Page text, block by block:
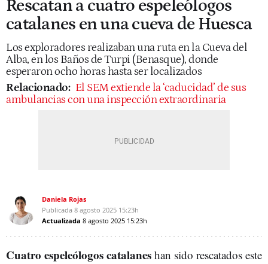
Rescatan a cuatro espeleólogos
catalanes en una cueva de Huesca
Los exploradores realizaban una ruta en la Cueva del
Alba, en los Baños de Turpi (Benasque), donde
esperaron ocho horas hasta ser localizados
Relacionado: El SEM extiende la ‘caducidad’ de sus
ambulancias con una inspección extraordinaria
Daniela Rojas
Publicada 8 agosto 2025 15:23h
Actualizada 8 agosto 2025 15:23h
Cuatro espeleólogos catalanes han sido rescatados este